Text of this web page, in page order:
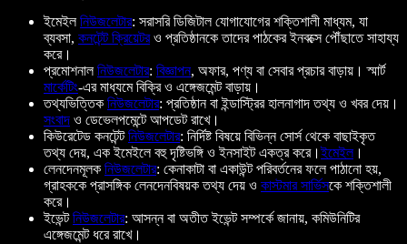
ইমেইলনিউজলেটার: সরাসরি ডিজিটাল যোগাযোগের শক্তিশালী মাধ্যম, যা
ব্যবসা, কনটেন্ট ক্রিয়েটরও প্রতিষ্ঠানকে তাদের পাঠকের ইনবক্সে পৌঁছাতে সাহায্য
করে।
প্রমোশনালনিউজলেটার: বিজ্ঞাপন, অফার, পণ্য বা সেবার প্রচার বাড়ায়। স্মার্ট
মার্কেটিং-এর মাধ্যমে বিক্রি ও এঙ্গেজমেন্ট বাড়ায়।
তথ্যভিত্তিক নিউজলেটার: প্রতিষ্ঠান বা ইন্ডাস্ট্রির হালনাগাদ তথ্য ও খবর দেয়।
সংবাদ ও ডেভেলপমেন্টে আপডেট রাখে।
কিউরেটেড কনটেন্টনিউজলেটার: নির্দিষ্ট বিষয়ে বিভিন্ন সোর্স থেকে বাছাইকৃত
তথ্য দেয়, এক ইমেইলে বহু দৃষ্টিভঙ্গি ও ইনসাইট একত্র করে। ইমেইল।
লেনদেনমূলক নিউজলেটার: কেনাকাটা বা একাউন্ট পরিবর্তনের ফলে পাঠানো হয়,
গ্রাহককে প্রাসঙ্গিক লেনদেনবিষয়ক তথ্য দেয় ও কাস্টমার সার্ভিসকে শক্তিশালী
করে।
ইভেন্টনিউজলেটার: আসন্ন বা অতীত ইভেন্ট সম্পর্কে জানায়, কমিউনিটির
এঙ্গেজমেন্ট ধরে রাখে।